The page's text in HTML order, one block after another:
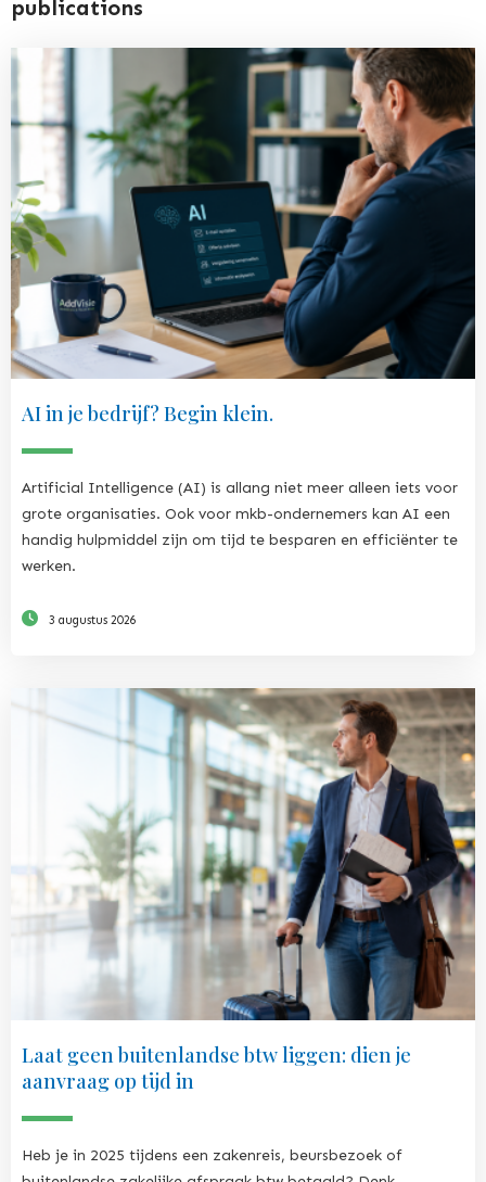
publications
AI in je bedrijf? Begin klein.
Artificial Intelligence (AI) is allang niet meer alleen iets voor
grote organisaties. Ook voor mkb-ondernemers kan AI een
handig hulpmiddel zijn om tijd te besparen en efficiënter te
werken.
3 augustus 2026
Laat geen buitenlandse btw liggen: dien je
aanvraag op tijd in
Heb je in 2025 tijdens een zakenreis, beursbezoek of